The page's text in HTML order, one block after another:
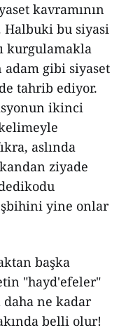
kavramının
Halbuki bu siyasi
kurgulamakla
gibi siyaset
tahrib ediyor.
ikinci
kelimeyle
aslında
ziyade
yine onlar
başka
"hayd'efeler"
ne kadar
belli olur!